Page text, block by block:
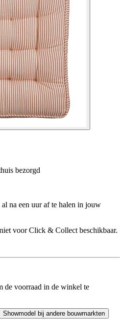
bezorgd
al na een uur af te halen in jouw
voor Click & Collect beschikbaar.
de voorraad in de winkel te
Showmodel bij andere bouwmarkten